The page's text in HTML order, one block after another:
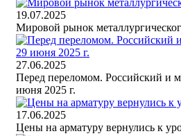
19.07.2025
Мировой рынок
27.06.2025
Перед переломом. Российский и
июня 2025 г.
17.06.2025
Цены на арматуру вернулись к